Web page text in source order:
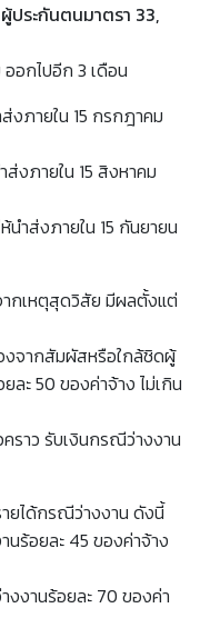
ประกันตนมาตรา 33,
อกไปอีก 3 เดือน
งภายใน 15 กรกฎาคม
ส่งภายใน 15 สิงหาคม
นำส่งภายใน 15 กันยายน
กเหตุสุดวิสัย มีผลตั้งแต่
งจากสัมผัสหรือใกล้ชิดผู้
ละ 50 ของค่าจ้าง ไม่เกิน
ราว รับเงินกรณีว่างงาน
ยได้กรณีว่างงาน ดังนี้
ร้อยละ 45 ของค่าจ้าง
งานร้อยละ 70 ของค่า